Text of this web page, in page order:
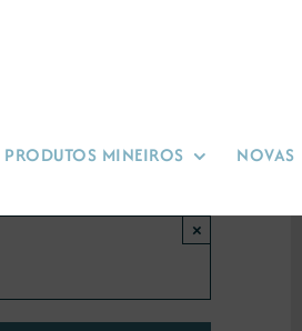
PRODUTOS MINEIROS NOVAS
×